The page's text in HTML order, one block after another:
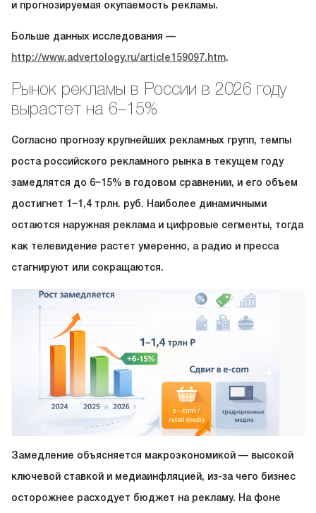
и прогнозируемая окупаемость рекламы.
Больше данных исследования —
http://www.advertology.ru/article159097.htm.
Рынок рекламы в России в 2026 году
вырастет на 6–15%
Согласно прогнозу крупнейших рекламных групп, темпы
роста российского рекламного рынка в текущем году
замедлятся до 6−15% в годовом сравнении, и его объем
достигнет 1−1,4 трлн. руб. Наиболее динамичными
остаются наружная реклама и цифровые сегменты, тогда
как телевидение растет умеренно, а радио и пресса
стагнируют или сокращаются.
Замедление объясняется макроэкономикой — высокой
ключевой ставкой и медиаинфляцией, из-за чего бизнес
осторожнее расходует бюджет на рекламу. На фоне